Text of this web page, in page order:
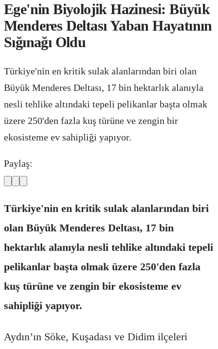
Ege'nin Biyolojik Hazinesi: Büyük
Menderes Deltası Yaban Hayatının
Sığınağı Oldu
Türkiye'nin en kritik sulak alanlarından biri olan
Büyük Menderes Deltası, 17 bin hektarlık alanıyla
nesli tehlike altındaki tepeli pelikanlar başta olmak
üzere 250'den fazla kuş türüne ve zengin bir
ekosisteme ev sahipliği yapıyor.
Paylaş:
Türkiye'nin en kritik sulak alanlarından biri
olan Büyük Menderes Deltası, 17 bin
hektarlık alanıyla nesli tehlike altındaki tepeli
pelikanlar başta olmak üzere 250'den fazla
kuş türüne ve zengin bir ekosisteme ev
sahipliği yapıyor.
Aydın’ın Söke, Kuşadası ve Didim ilçeleri